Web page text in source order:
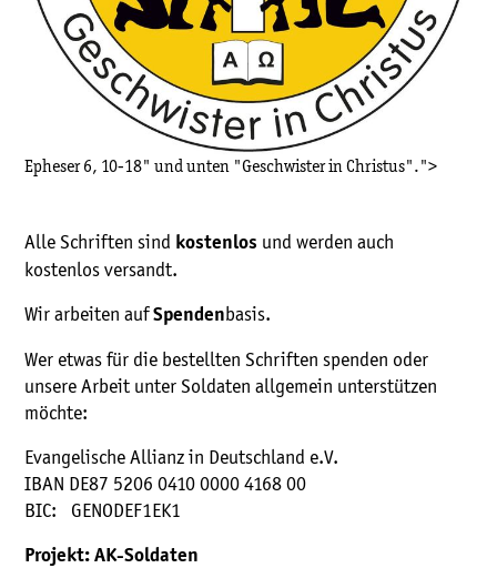
Epheser 6, 10-18" und unten "Geschwister in Christus".">
Alle Schriften sind kostenlos und werden auch
kostenlos versandt.
Wir arbeiten aufSpendenbasis.
Wer etwas für die bestellten Schriften spenden oder
unsere Arbeit unter Soldaten allgemein unterstützen
möchte:
Evangelische Allianz in Deutschland e.V.
IBAN DE87 5206 0410 0000 4168 00
BIC: GENODEF1EK1
Projekt: AK-Soldaten